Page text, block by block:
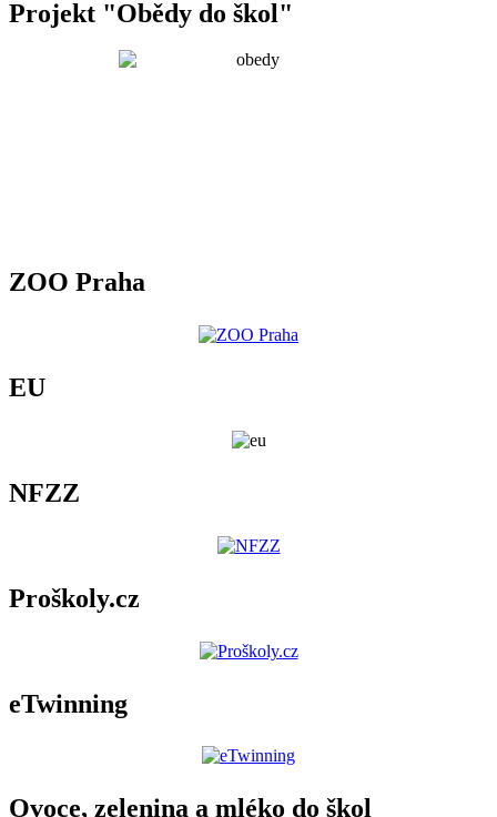
Projekt "Obědy do škol"
ZOO Praha
EU
NFZZ
Proškoly.cz
eTwinning
Ovoce, zelenina a mléko do škol